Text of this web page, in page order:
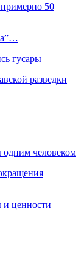
примерно 50
гусары
разведки
человеком
ценности